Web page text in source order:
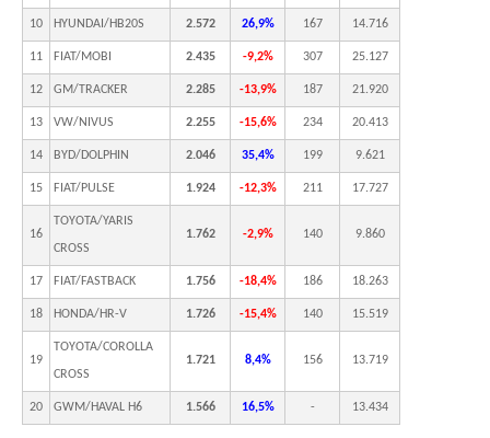
10 HYUNDAI/HB20S 2.572 26,9% 167 14.716
11 FIAT/MOBI 2.435 -9,2% 307 25.127
12 GM/TRACKER 2.285 -13,9% 187 21.920
13 VW/NIVUS 2.255 -15,6% 234 20.413
14 BYD/DOLPHIN 2.046 35,4% 199 9.621
15 FIAT/PULSE 1.924 -12,3% 211 17.727
16
TOYOTA/YARIS
CROSS
1.762 -2,9% 140 9.860
17 FIAT/FASTBACK 1.756 -18,4% 186 18.263
18 HONDA/HR-V 1.726 -15,4% 140 15.519
19
TOYOTA/COROLLA
CROSS
1.721 8,4% 156 13.719
20 GWM/HAVAL H6 1.566 16,5% - 13.434